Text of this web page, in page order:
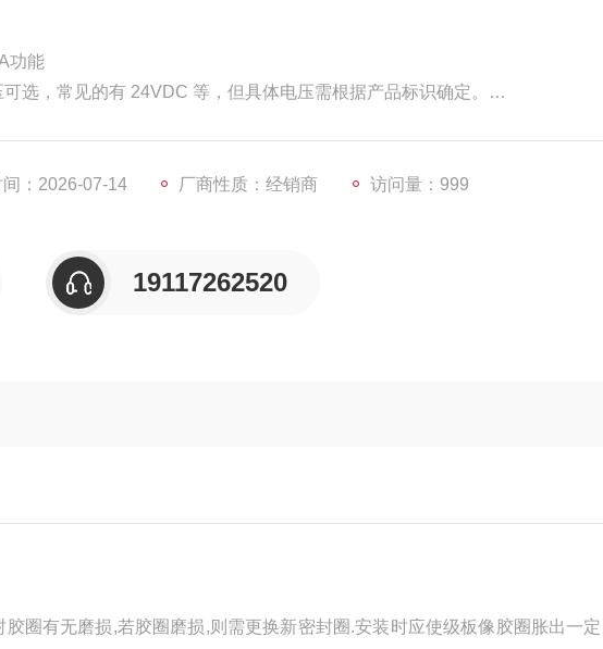
功能
选，常见的有 24VDC 等，但具体电压需根据产品标识确定。
间：2026-07-14 厂商性质：经销商 访问量：999
19117262520
圈有无磨损,若胶圈磨损,则需更换新密封圈.安装时应使级板像胶圈胀出一